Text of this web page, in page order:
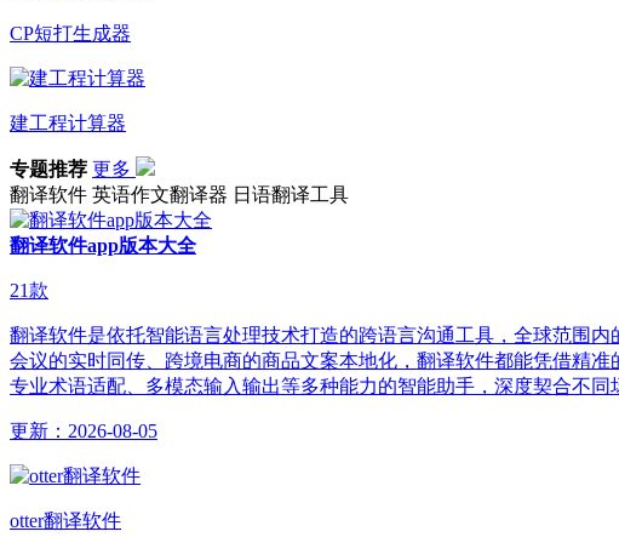
CP短打生成器
建工程计算器
专题推荐 更多
翻译软件 英语作文翻译器 日语翻译工具
翻译软件app版本大全
21款
翻译软件是依托智能语言处理技术打造的跨语言沟通工具，全球范围
会议的实时同传、跨境电商的商品文案本地化，翻译软件都能凭借精
专业术语适配、多模态输入输出等多种能力的智能助手，深度契合不同
更新： 2026-08-05
otter翻译软件